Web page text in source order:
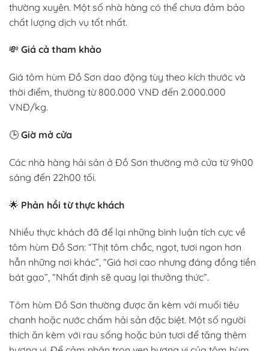
thường xuyên. Một số nhà hàng có thể chưa đảm bảo
chất lượng dịch vụ tốt nhất.
💸 Giá cả tham khảo
Giá tôm hùm Đồ Sơn dao động tùy theo kích thước và
thời điểm, thường từ 800.000 VNĐ đến 2.000.000
VNĐ/kg.
🕒 Giờ mở cửa
Các nhà hàng hải sản ở Đồ Sơn thường mở cửa từ 9h00
sáng đến 22h00 tối.
🌟 Phản hồi từ thực khách
Nhiều thực khách đã để lại những bình luận tích cực về
tôm hùm Đồ Sơn: “Thịt tôm chắc, ngọt, tươi ngon hơn
hẳn những nơi khác”, “Giá hơi cao nhưng đáng đồng tiền
bát gạo”, “Nhất định sẽ quay lại thưởng thức”.
Tôm hùm Đồ Sơn thường được ăn kèm với muối tiêu
chanh hoặc nước chấm hải sản đặc biệt. Một số người
thích ăn kèm với rau sống hoặc bún tươi để tăng thêm